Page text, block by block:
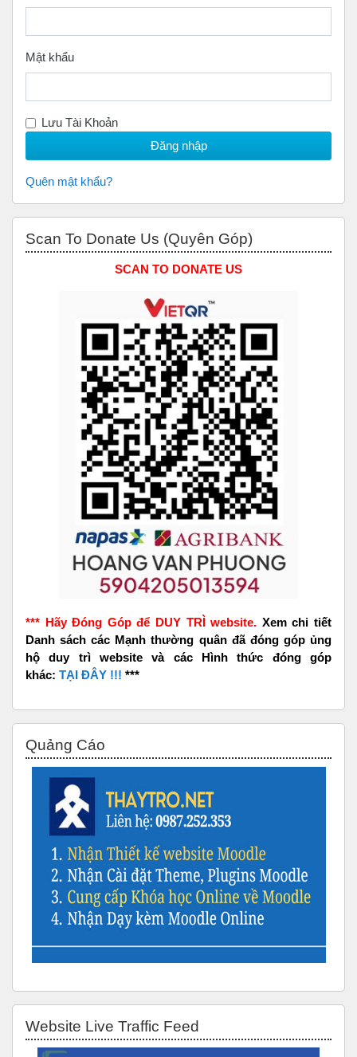
Mật khẩu
Lưu Tài Khoản
Quên mật khẩu?
Scan To Donate Us (Quyên Góp)
SCAN TO DONATE US
*** Hãy Đóng Góp để DUY TRÌ website. Xem chi tiết
Danh sách các Mạnh thường quân đã đóng góp ủng
hộ duy trì website và các Hình thức đóng góp
khác: TẠI ĐÂY !!! ***
Quảng Cáo
Website Live Traffic Feed